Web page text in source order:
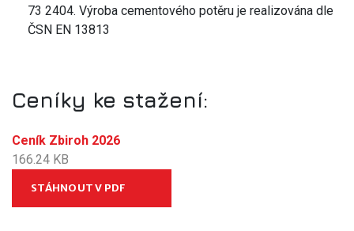
73 2404. Výroba cementového potěru je realizována dle
ČSN EN 13813
Ceníky ke stažení:
Ceník Zbiroh 2026
166.24 KB
STÁHNOUT V PDF